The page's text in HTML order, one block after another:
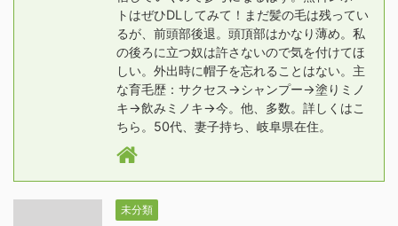
トはぜひDLしてみて！まだ髪の毛は残ってい
るが、前頭部後退。頭頂部はかなり薄め。私
の後ろに立つ奴は許さないので気を付けてほ
しい。外出時に帽子を忘れることはない。主
な育毛歴：サクセス→シャンプー→塗りミノ
キ→飲みミノキ→今。他、多数。詳しくはこ
ちら。50代、妻子持ち、岐阜県在住。
未分類